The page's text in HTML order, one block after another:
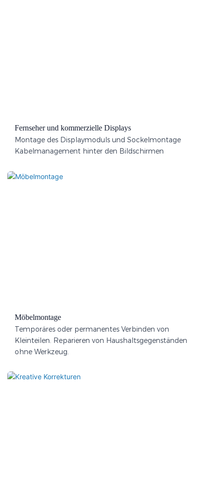
Fernseher und kommerzielle Displays
Montage des Displaymoduls und Sockelmontage
Kabelmanagement hinter den Bildschirmen
Möbelmontage
Temporäres oder permanentes Verbinden von
Kleinteilen. Reparieren von Haushaltsgegenständen
ohne Werkzeug.